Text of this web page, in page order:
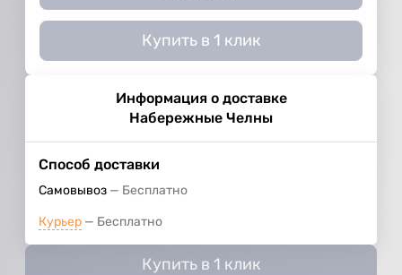
Купить в 1 клик
Информация о доставке
Набережные Челны
Способ доставки
Самовывоз Бесплатно
Курьер Бесплатно
Купить в 1 клик